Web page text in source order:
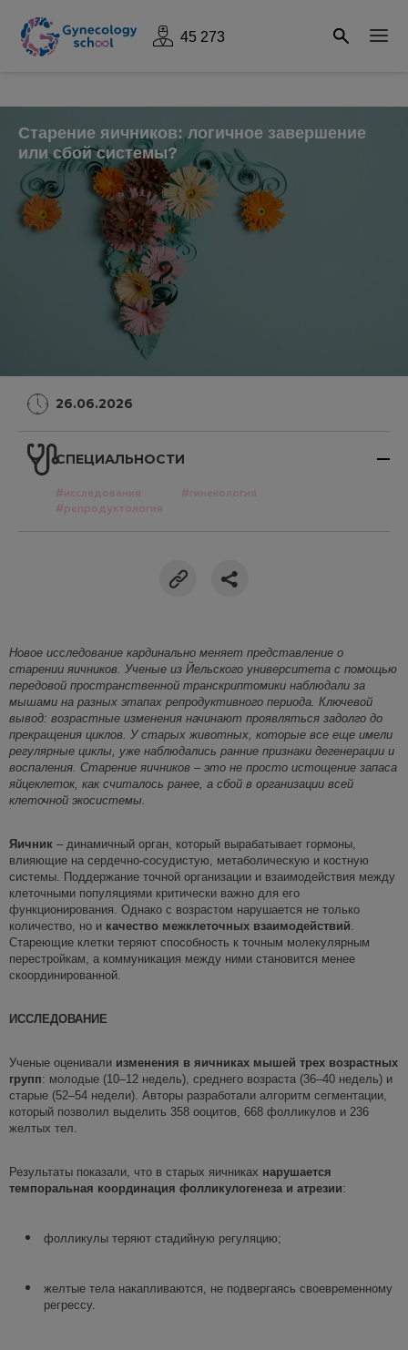
45 273
Старение яичников: логичное завершение
или сбой системы?
26.06.2026
СПЕЦИАЛЬНОСТИ
#исследования
#гинекология
#репродуктология
Новое исследование кардинально меняет представление о
старении яичников. Ученые из Йельского университета с помощью
передовой пространственной транскриптомики наблюдали за
мышами на разных этапах репродуктивного периода. Ключевой
вывод: возрастные изменения начинают проявляться задолго до
прекращения циклов. У старых животных, которые все еще имели
регулярные циклы, уже наблюдались ранние признаки дегенерации и
воспаления. Старение яичников – это не просто истощение запаса
яйцеклеток, как считалось ранее, а сбой в организации всей
клеточной экосистемы.
Яичник – динамичный орган, который вырабатывает гормоны,
влияющие на сердечно-сосудистую, метаболическую и костную
системы. Поддержание точной организации и взаимодействия между
клеточными популяциями критически важно для его
функционирования. Однако с возрастом нарушается не только
количество, но и качество межклеточных взаимодействий
Стареющие клетки теряют способность к точным молекулярным
перестройкам, а коммуникация между ними становится менее
скоординированной.
ИССЛЕДОВАНИЕ
Ученые оценивали изменения в яичниках мышей трех возрастных
групп: молодые (10–12 недель), среднего возраста (36–40 недель) и
старые (52–54 недели). Авторы разработали алгоритм сегментации,
который позволил выделить 358 ооцитов, 668 фолликулов и 236
желтых тел.
Результаты показали, что в старых яичниках нарушается
темпоральная координация фолликулогенеза и атрезии:
фолликулы теряют стадийную регуляцию;
желтые тела накапливаются, не подвергаясь своевременному
регрессу.